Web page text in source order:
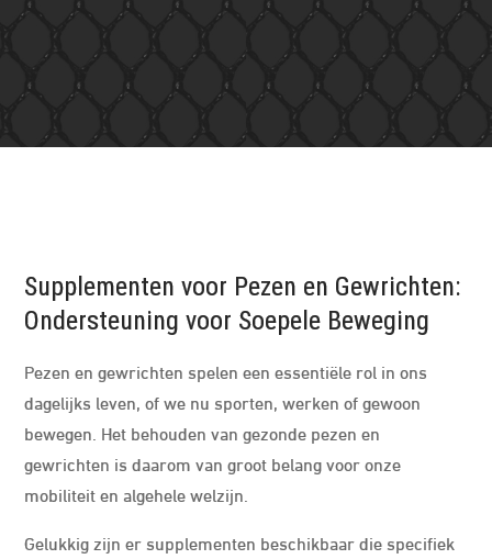
Supplementen voor Pezen en Gewrichten:
Ondersteuning voor Soepele Beweging
Pezen en gewrichten spelen een essentiële rol in ons
dagelijks leven, of we nu sporten, werken of gewoon
bewegen. Het behouden van gezonde pezen en
gewrichten is daarom van groot belang voor onze
mobiliteit en algehele welzijn.
Gelukkig zijn er supplementen beschikbaar die specifiek